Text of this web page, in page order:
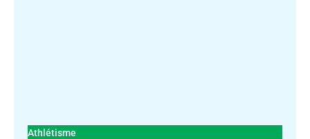
Athlétisme